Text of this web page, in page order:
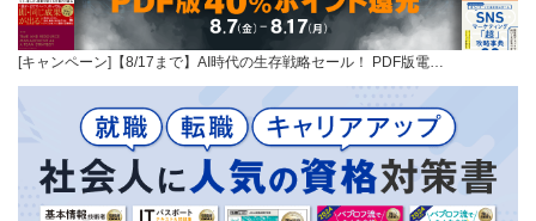
[キャンペーン]【8/17まで】AI時代の生存戦略セール！ PDF版電…